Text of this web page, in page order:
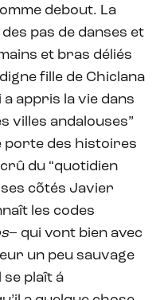
debout. La
pas de danses et
et bras déliés
fille de Chiclana
a appris la vie dans
villes andalouses”
porte des histoires
du “quotidien
ses cõtés Javier
les codes
– qui vont bien avec
un peu sauvage
se plaît á